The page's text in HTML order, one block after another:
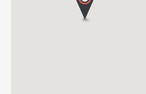
Tel. 0039 031 713636